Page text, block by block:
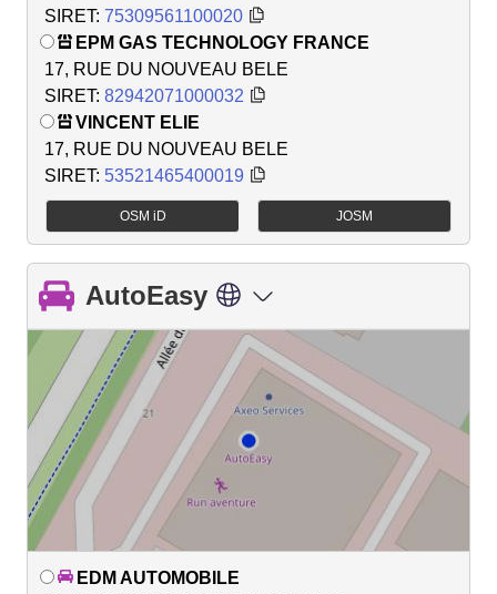
SIRET: 75309561100020
EPM GAS TECHNOLOGY FRANCE
17, RUE DU NOUVEAU BELE
SIRET: 82942071000032
VINCENT ELIE
17, RUE DU NOUVEAU BELE
SIRET: 53521465400019
OSM iD JOSM
AutoEasy
EDM AUTOMOBILE